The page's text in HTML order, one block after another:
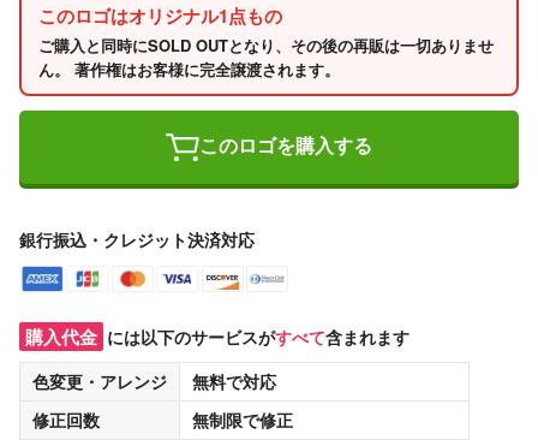
このロゴはオリジナル1点もの
ご購入と同時にSOLD OUTとなり、その後の再販は一切ありませ
ん。 著作権はお客様に完全譲渡されます。
このロゴを購入する
銀行振込・クレジット決済対応
購入代金 には以下のサービスがすべて含まれます
色変更・アレンジ
無料で対応
修正回数
無制限で修正